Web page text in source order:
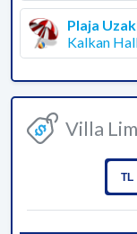
Plaja
Kalkan
Villa
TL